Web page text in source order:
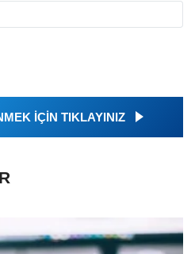
İÇİN TIKLAYINIZ